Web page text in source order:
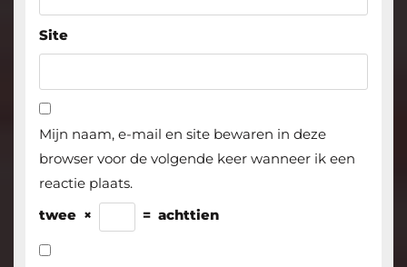
Site
Mijn naam, e-mail en site bewaren in deze
browser voor de volgende keer wanneer ik een
reactie plaats.
twee × = achttien